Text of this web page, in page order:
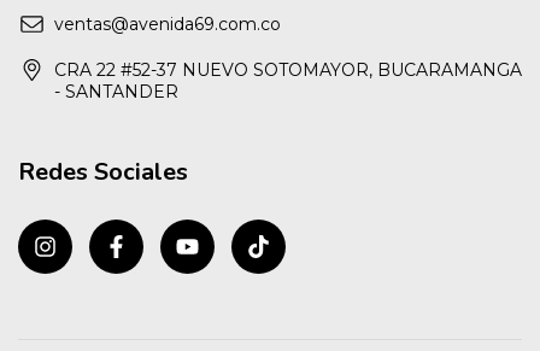
ventas@avenida69.com.co
CRA 22 #52-37 NUEVO SOTOMAYOR, BUCARAMANGA
- SANTANDER
Redes Sociales